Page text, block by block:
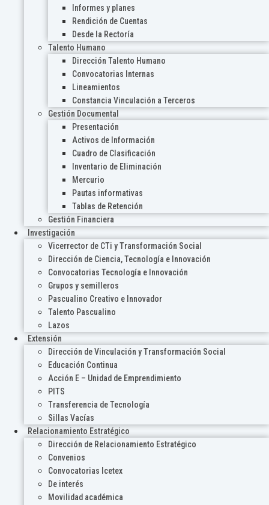
Informes y planes
Rendición de Cuentas
Desde la Rectoría
Talento Humano
Dirección Talento Humano
Convocatorias Internas
Lineamientos
Constancia Vinculación a Terceros
Gestión Documental
Presentación
Activos de Información
Cuadro de Clasificación
Inventario de Eliminación
Mercurio
Pautas informativas
Tablas de Retención
Gestión Financiera
Investigación
Vicerrector de CTi y Transformación Social
Dirección de Ciencia, Tecnología e Innovación
Convocatorias Tecnología e Innovación
Grupos y semilleros
Pascualino Creativo e Innovador
Talento Pascualino
Lazos
Extensión
Dirección de Vinculación y Transformación Social
Educación Continua
Acción E – Unidad de Emprendimiento
PITS
Transferencia de Tecnología
Sillas Vacías
Relacionamiento Estratégico
Dirección de Relacionamiento Estratégico
Convenios
Convocatorias Icetex
De interés
Movilidad académica